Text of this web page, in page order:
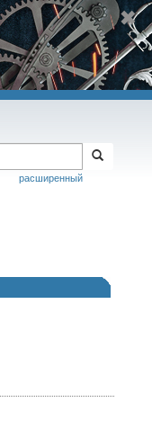
расширенный